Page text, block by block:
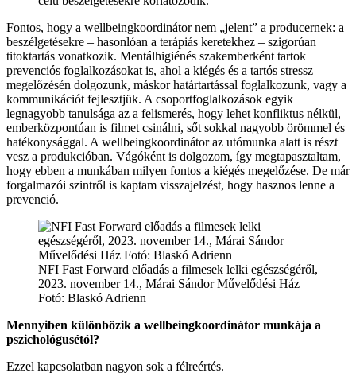
Fontos, hogy a wellbeingkoordinátor nem „jelent” a producernek: a
beszélgetésekre – hasonlóan a terápiás keretekhez – szigorúan
titoktartás vonatkozik. Mentálhigiénés szakemberként tartok
prevenciós foglalkozásokat is, ahol a kiégés és a tartós stressz
megelőzésén dolgozunk, máskor határtartással foglalkozunk, vagy a
kommunikációt fejlesztjük. A csoportfoglalkozások egyik
legnagyobb tanulsága az a felismerés, hogy lehet konfliktus nélkül,
emberközpontúan is filmet csinálni, sőt sokkal nagyobb örömmel és
hatékonysággal. A wellbeingkoordinátor az utómunka alatt is részt
vesz a produkcióban. Vágóként is dolgozom, így megtapasztaltam,
hogy ebben a munkában milyen fontos a kiégés megelőzése. De már
forgalmazói szintről is kaptam visszajelzést, hogy hasznos lenne a
prevenció.
NFI Fast Forward előadás a filmesek lelki egészségéről,
2023. november 14., Márai Sándor Művelődési Ház
Fotó: Blaskó Adrienn
Mennyiben különbözik a wellbeingkoordinátor munkája a
pszichológusétól?
Ezzel kapcsolatban nagyon sok a félreértés.